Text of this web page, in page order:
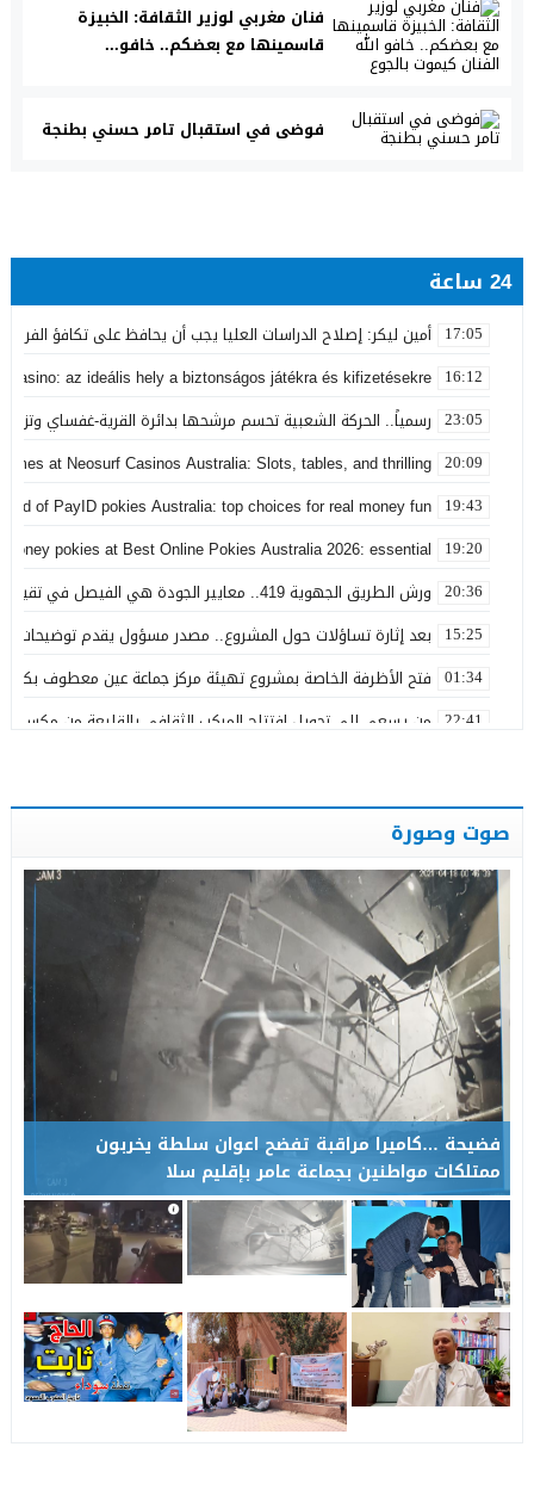
فنان مغربي لوزير الثقافة: الخبيزة
قاسمينها مع بعضكم.. خافو...
فوضى في استقبال تامر حسني بطنجة
24 ساعة
17:05 أمين ليكر: إصلاح الدراسات العليا يجب أن يحافظ على تكافؤ الفرص
16:12
Casino: az ideális hely a biztonságos játékra és kifizetésekre
23:05 رسمياً.. الحركة الشعبية تحسم مرشحها بدائرة القرية-غفساي
20:09
at Neosurf Casinos Australia: Slots, tables, and thrilling
19:43
of PayID pokies Australia: top choices for real money fun
19:20
pokies at Best Online Pokies Australia 2026: essential
20:36 ورش الطريق الجهوية 419.. معايير الجودة هي الفيصل في تقييم مشاريع البنية التحتية
15:25 بعد إثارة تساؤلات حول المشروع.. مصدر مسؤول يقدم توضيحات
01:34 فتح الأظرفة الخاصة بمشروع تهيئة مركز جماعة عين معطوف بكلفة تناهز 22.86
22:41 من يسعى إلى تحويل افتتاح المركب الثقافي بالقليعة من مكسب
23:45 بعد سنوات من الفرار.. توقيف “التاوناتي” في ملف “إسكوبار
20:50 نورة آضريف تستقيل من حزب التقدم والاشتراكية وتنتقد طريقة
22:35 وعكة صحية تُغيب رئيس المجلس الإقليمي لتاونات عن احتفالات
19:28 عامل إقليم تاونات يشرف على إعطاء انطلاقة مشاريع تنموية
صوت وصورة
فضيحة …كاميرا مراقبة تفضح اعوان سلطة يخربون
ممتلكات مواطنين بجماعة عامر بإقليم سلا